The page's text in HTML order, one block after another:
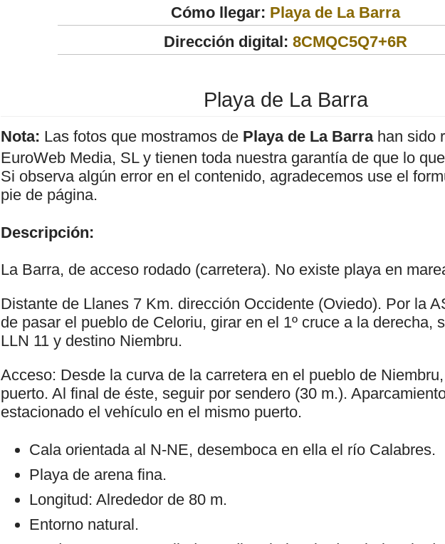
Cómo llegar: Playa de La Barra
Dirección digital: 8CMQC5Q7+6R
Playa de La Barra
Nota: Las fotos que mostramos de Playa de La Barrahan sido
EuroWeb Media, SL y tienen toda nuestra garantía de que lo
Si observa algún error en el contenido, agradecemos use el
pie de página.
Descripción:
La Barra, de acceso rodado (carretera). No existe playa en
Distante de Llanes 7 Km. dirección Occidente (Oviedo). Por la
de pasar el pueblo de Celoriu, girar en el 1º cruce a la derecha,
LLN 11 y destino Niembru.
Acceso: Desde la curva de la carretera en el pueblo de
puerto. Al final de éste, seguir por sendero (30 m.).
estacionado el vehículo en el mismo puerto.
Cala orientada al N-NE, desemboca en ella el río Calabres.
Playa de arena fina.
Longitud: Alrededor de 80 m.
Entorno natural.